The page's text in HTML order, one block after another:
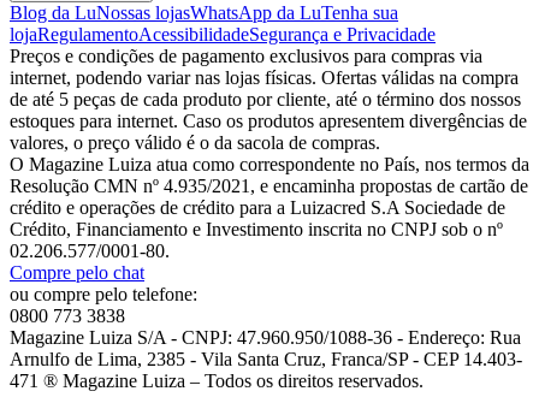
Blog da LuNossas lojasWhatsApp da LuTenha sua
lojaRegulamentoAcessibilidadeSegurança e Privacidade
Preços e condições de pagamento exclusivos para compras via
internet, podendo variar nas lojas físicas. Ofertas válidas na compra
de até 5 peças de cada produto por cliente, até o término dos nossos
estoques para internet. Caso os produtos apresentem divergências de
valores, o preço válido é o da sacola de compras.
O Magazine Luiza atua como correspondente no País, nos termos da
Resolução CMN nº 4.935/2021, e encaminha propostas de cartão de
crédito e operações de crédito para a Luizacred S.A Sociedade de
Crédito, Financiamento e Investimento inscrita no CNPJ sob o nº
02.206.577/0001-80.
Compre pelo chat
ou compre pelo telefone:
0800 773 3838
Magazine Luiza S/A - CNPJ: 47.960.950/1088-36 - Endereço: Rua
Arnulfo de Lima, 2385 - Vila Santa Cruz, Franca/SP - CEP 14.403-
471 ® Magazine Luiza – Todos os direitos reservados.